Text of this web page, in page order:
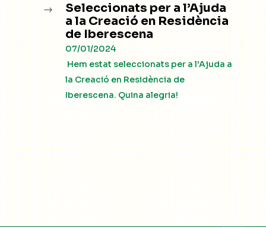
$
Seleccionats per a l’Ajuda
a la Creació en Residència
de Iberescena
07/01/2024
Hem estat seleccionats per a l'Ajuda a
la Creació en Residència de
Iberescena. Quina alegria!